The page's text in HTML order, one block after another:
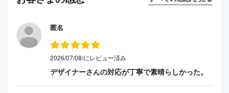
匿名
2026/07/08/にレビュー済み
デザイナーさんの対応が丁寧で素晴らしかった。